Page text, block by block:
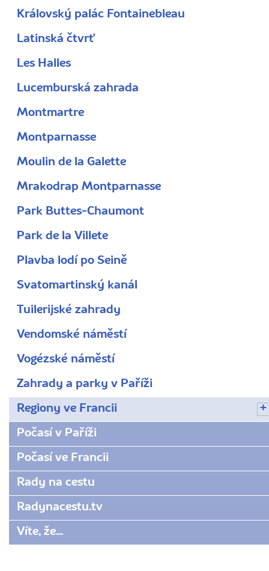
Královský palác Fontainebleau
Latinská čtvrť
Les Halles
Lucemburská zahrada
Montmartre
Montparnasse
Moulin de la Galette
Mrakodrap Montparnasse
Park Buttes-Chaumont
Park de la Villete
Plavba lodí po Seině
Svatomartinský kanál
Tuilerijské zahrady
Vendomské náměstí
Vogézské náměstí
Zahrady a parky v Paříži
Regiony ve Francii
Počasí v Paříži
Počasí ve Francii
Rady na cestu
Radynacestu.tv
Víte, že...